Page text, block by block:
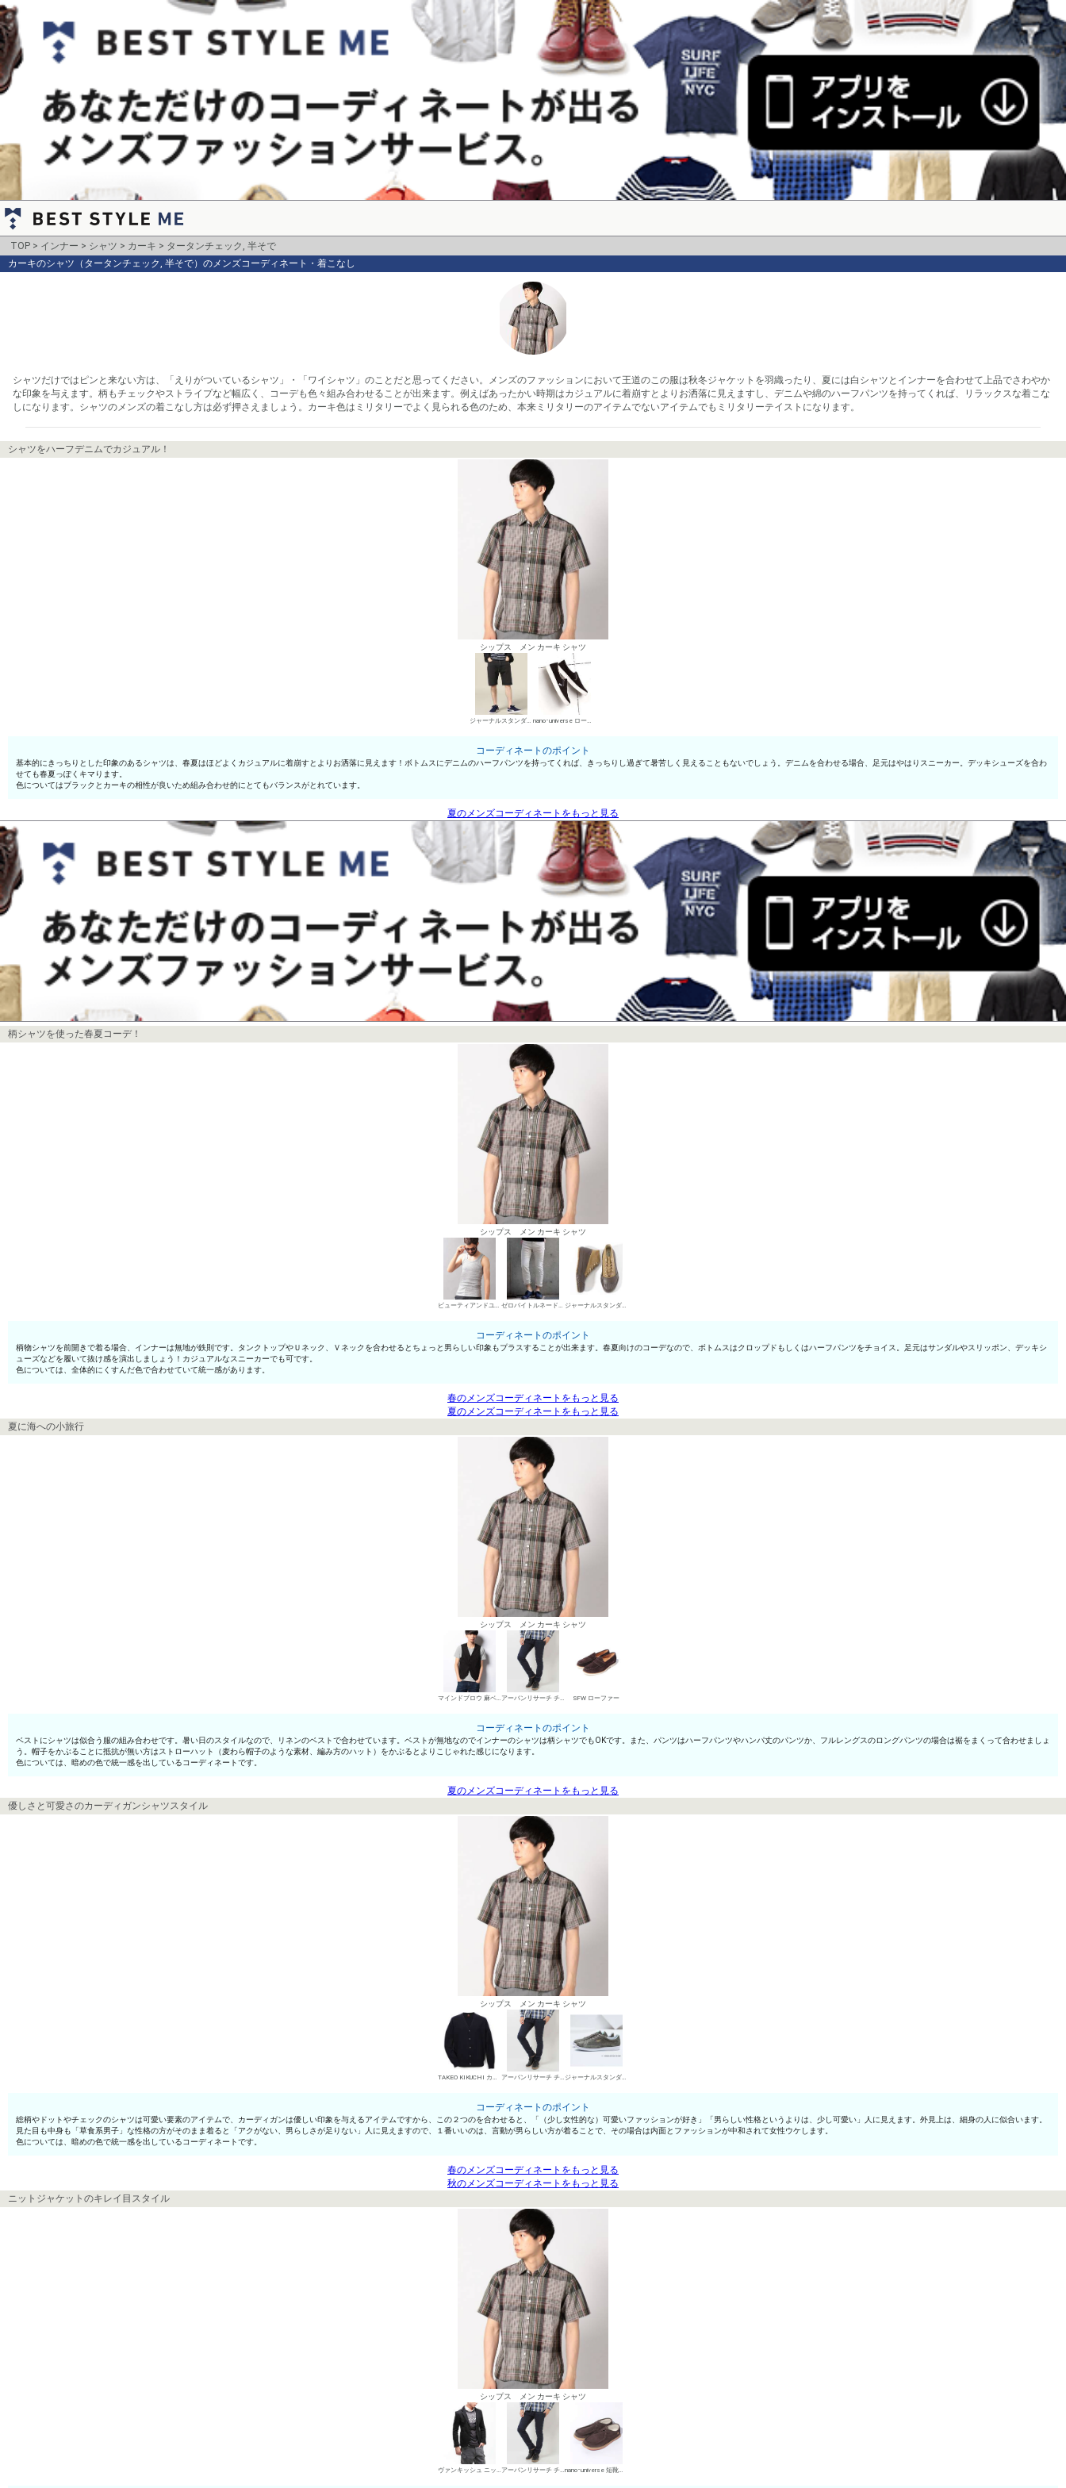
TOP インナー シャツ カーキ
タータンチェック, 半そで
カーキのシャツ（タータンチェック, 半そで）のメンズコーディネート・着こなし
シャツだけではピンと来ない方は、「えりがついているシャツ」・「ワイシャツ」のことだと思ってください。メンズのファッションにおいて王道のこの服は秋冬ジャケットを羽織ったり、夏には白シャツとインナーを合わせて上品でさわやか
な印象を与えます。柄もチェックやストライプなど幅広く、コーデも色々組み合わせることが出来ます。例えばあったかい時期はカジュアルに着崩すとよりお洒落に見えますし、デニムや綿のハーフパンツを持ってくれば、リラックスな着こな
しになります。シャツのメンズの着こなし方は必ず押さえましょう。カーキ色はミリタリーでよく見られる色のため、本来ミリタリーのアイテムでないアイテムでもミリタリーテイストになります。
シャツをハーフデニムでカジュアル！
シップス メン カーキ シャツ
ジャーナルスタンダード レリューム メンズ デニムパンツ・ジーンズ nano･universe ローカットスニーカー
コーディネートのポイント
基本的にきっちりとした印象のあるシャツは、春夏はほどよくカジュアルに着崩すとよりお洒落に見えます！ボトムスにデニムのハーフパンツを持ってくれば、きっちりし過ぎて暑苦しく見えることもないでしょう。デニムを合わせる場合、足元はやはりスニーカー。デッキシューズを合わ
せても春夏っぽくキマります。
色についてはブラックとカーキの相性が良いため組み合わせ的にとてもバランスがとれています。
夏のメンズコーディネートをもっと見る
柄シャツを使った春夏コーデ！
シップス メン カーキ シャツ
ビューティアンドユース ユナイテッドアローズ タンクトップ ゼロバイトルネードマート デニムパンツ・ジーンズ ジャーナルスタンダード ハイカットスニーカー
コーディネートのポイント
柄物シャツを前開きで着る場合、インナーは無地が鉄則です。タンクトップやＵネック、Ｖネックを合わせるとちょっと男らしい印象もプラスすることが出来ます。春夏向けのコーデなので、ボトムスはクロップドもしくはハーフパンツをチョイス。足元はサンダルやスリッポン、デッキシ
ューズなどを履いて抜け感を演出しましょう！カジュアルなスニーカーでも可です。
色については、全体的にくすんだ色で合わせていて統一感があります。
春のメンズコーディネートをもっと見る
夏のメンズコーディネートをもっと見る
夏に海への小旅行
シップス メン カーキ シャツ
マインドブロウ 麻ベスト アーバンリサーチ チノパン・綿パン SFW ローファー
コーディネートのポイント
ベストにシャツは似合う服の組み合わせです。暑い日のスタイルなので、リネンのベストで合わせています。ベストが無地なのでインナーのシャツは柄シャツでもOKです。また、パンツはハーフパンツやハンパ丈のパンツか、フルレングスのロングパンツの場合は裾をまくって合わせましょ
う。帽子をかぶることに抵抗が無い方はストローハット（麦わら帽子のような素材、編み方のハット）をかぶるとよりこじゃれた感じになります。
色については、暗めの色で統一感を出しているコーディネートです。
夏のメンズコーディネートをもっと見る
優しさと可愛さのカーディガンシャツスタイル
シップス メン カーキ シャツ
TAKEO KIKUCHI カーディガン アーバンリサーチ チノパン・綿パン ジャーナルスタンダード ローカットスニーカー
コーディネートのポイント
総柄やドットやチェックのシャツは可愛い要素のアイテムで、カーディガンは優しい印象を与えるアイテムですから、この２つのを合わせると、「（少し女性的な）可愛いファッションが好き」「男らしい性格というよりは、少し可愛い」人に見えます。外見上は、細身の人に似合います。
見た目も中身も「草食系男子」な性格の方がそのまま着ると「アクがない、男らしさが足りない」人に見えますので、１番いいのは、言動が男らしい方が着ることで、その場合は内面とファッションが中和されて女性ウケします。
色については、暗めの色で統一感を出しているコーディネートです。
春のメンズコーディネートをもっと見る
秋のメンズコーディネートをもっと見る
ニットジャケットのキレイ目スタイル
シップス メン カーキ シャツ
ヴァンキッシュ ニットジャケット アーバンリサーチ チノパン・綿パン nano･universe 短靴・レザーシューズ